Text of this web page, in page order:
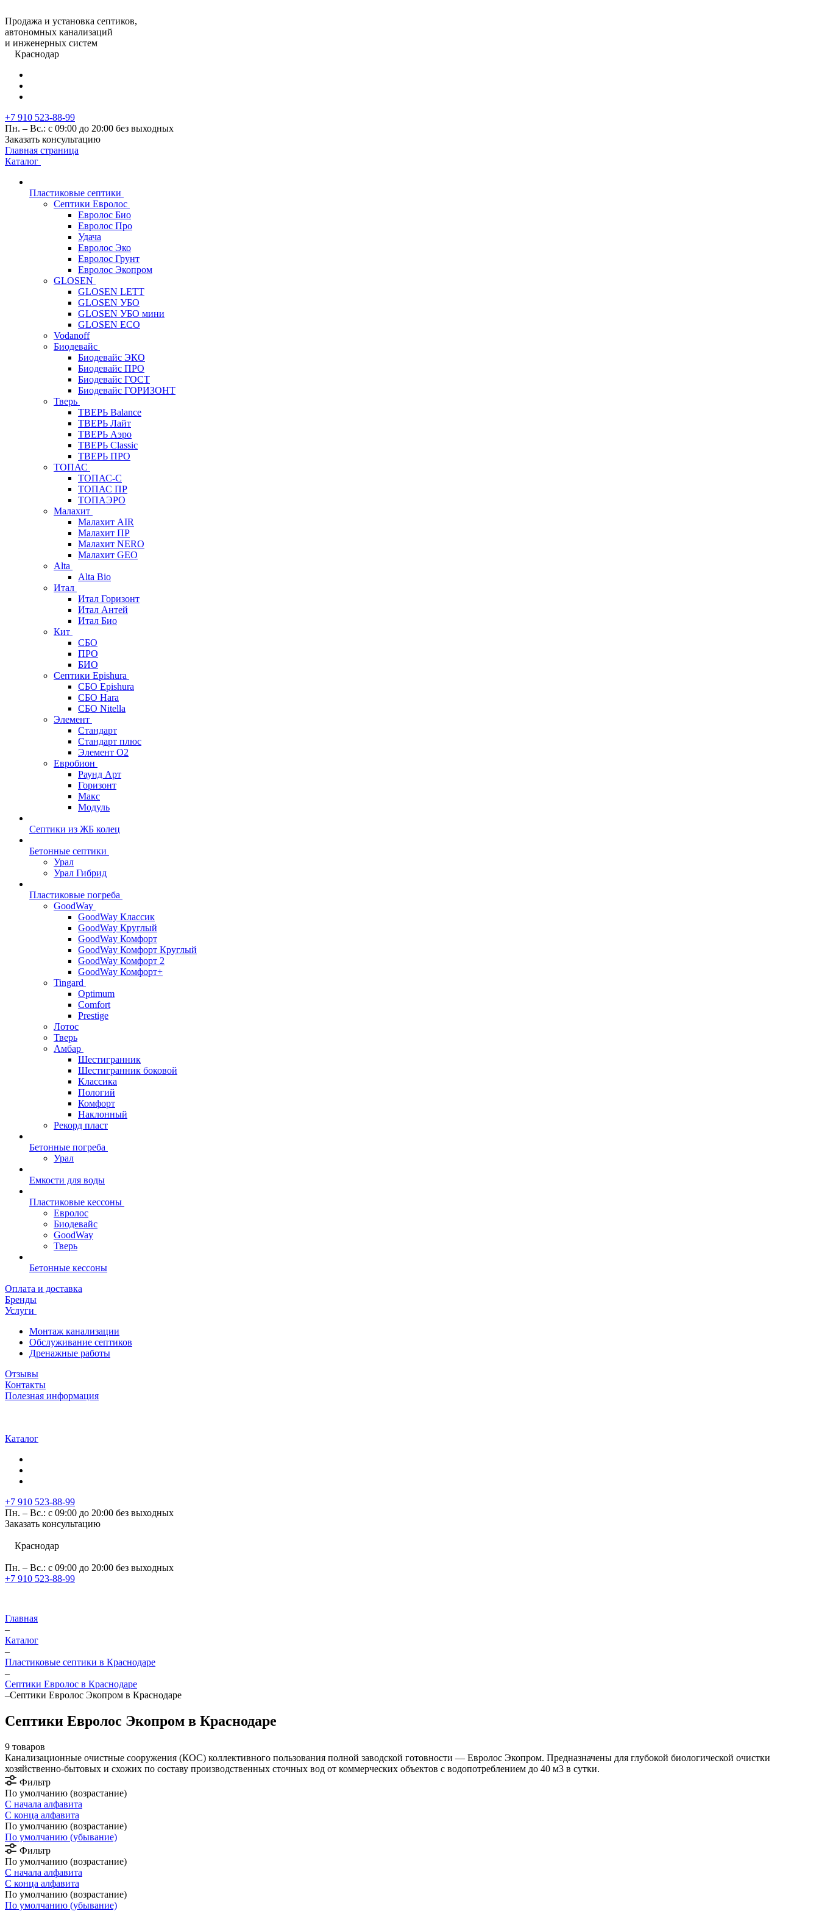
Продажа и установка септиков,
автономных канализаций
и инженерных систем
Краснодар
+7 910 523-88-99
Пн. – Вс.: с 09:00 до 20:00 без выходных
Заказать консультацию
Главная страница
Каталог
Пластиковые септики
Септики Евролос
Евролос Био
Евролос Про
Удача
Евролос Эко
Евролос Грунт
Евролос Экопром
GLOSEN
GLOSEN LETT
GLOSEN УБО
GLOSEN УБО мини
GLOSEN ECO
Vodanoff
Биодевайс
Биодевайс ЭКО
Биодевайс ПРО
Биодевайс ГОСТ
Биодевайс ГОРИЗОНТ
Тверь
ТВЕРЬ Balance
ТВЕРЬ Лайт
ТВЕРЬ Аэро
ТВЕРЬ Classic
ТВЕРЬ ПРО
ТОПАС
ТОПАС-С
ТОПАС ПР
ТОПАЭРО
Малахит
Малахит AIR
Малахит ПР
Малахит NERO
Малахит GEO
Alta
Alta Bio
Итал
Итал Горизонт
Итал Антей
Итал Био
Кит
СБО
ПРО
БИО
Септики Epishura
СБО Epishura
СБО Hara
СБО Nitella
Элемент
Стандарт
Стандарт плюс
Элемент О2
Евробион
Раунд Арт
Горизонт
Макс
Модуль
Септики из ЖБ колец
Бетонные септики
Урал
Урал Гибрид
Пластиковые погреба
GoodWay
GoodWay Классик
GoodWay Круглый
GoodWay Комфорт
GoodWay Комфорт Круглый
GoodWay Комфорт 2
GoodWay Комфорт+
Tingard
Optimum
Comfort
Prestige
Лотос
Тверь
Амбар
Шестигранник
Шестигранник боковой
Классика
Пологий
Комфорт
Наклонный
Рекорд пласт
Бетонные погреба
Урал
Емкости для воды
Пластиковые кессоны
Евролос
Биодевайс
GoodWay
Тверь
Бетонные кессоны
Оплата и доставка
Бренды
Услуги
Монтаж канализации
Обслуживание септиков
Дренажные работы
Отзывы
Контакты
Полезная информация
Каталог
+7 910 523-88-99
Пн. – Вс.: с 09:00 до 20:00 без выходных
Заказать консультацию
Краснодар
Пн. – Вс.: с 09:00 до 20:00 без выходных
+7 910 523-88-99
Главная
–
Каталог
–
Пластиковые септики в Краснодаре
–
Септики Евролос в Краснодаре
–Септики Евролос Экопром в Краснодаре
Септики Евролос Экопром в Краснодаре
9 товаров
Канализационные очистные сооружения (КОС) коллективного пользования полной заводской готовности — Евролос Экопром. Предназначены для глубокой биологической очистки
хозяйственно-бытовых и схожих по составу производственных сточных вод от коммерческих объектов с водопотреблением до 40 м3 в сутки.
Фильтр
По умолчанию (возрастание)
С начала алфавита
С конца алфавита
По умолчанию (возрастание)
По умолчанию (убывание)
Фильтр
По умолчанию (возрастание)
С начала алфавита
С конца алфавита
По умолчанию (возрастание)
По умолчанию (убывание)